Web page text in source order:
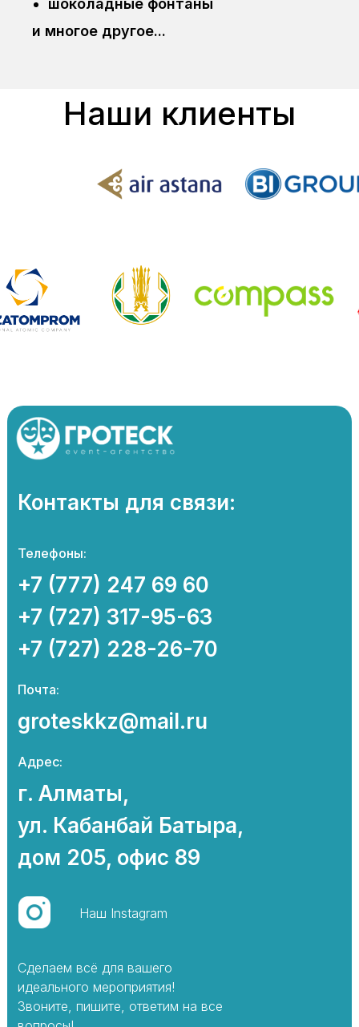
и многое другое...
Наши клиенты
Контакты для связи:
+7 (777) 247 69 60
+7 (727) 317-95-63
+7 (727) 228-26-70
Телефоны:
groteskkz@mail.ru
Почта:
г. Алматы,
ул. Кабанбай Батыра,
дом 205, офис 89
Адрес:
Сделаем всё для вашего
идеального мероприятия!
Звоните, пишите, ответим на все
Наш Instagram